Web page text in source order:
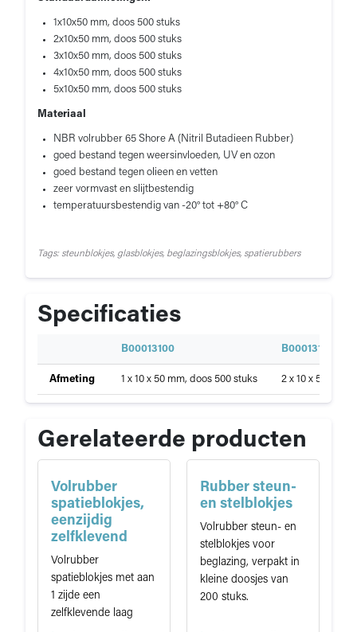
1x10x50 mm, doos 500 stuks
2x10x50 mm, doos 500 stuks
3x10x50 mm, doos 500 stuks
4x10x50 mm, doos 500 stuks
5x10x50 mm, doos 500 stuks
Materiaal
NBR volrubber 65 Shore A (Nitril Butadieen Rubber)
goed bestand tegen weersinvloeden, UV en ozon
goed bestand tegen olieen en vetten
zeer vormvast en slijtbestendig
temperatuursbestendig van -20° tot +80° C
Tags: steunblokjes, glasblokjes, beglazingsblokjes, spatierubbers
Specificaties
Specificaties
Volrubber
niet
p
e
f
i
a
t
e
B00013100 B00013110
Afmeting 1 x 10 x 50 mm, doos 500 stuks 2 x 10 x 50 mm,
Gerelateerde producten
Volrubber
spatieblokjes,
eenzijdig
zelfklevend
Volrubber
spatieblokjes met aan
1 zijde een
zelfklevende laag
Rubber steun-
en stelblokjes
Volrubber steun- en
stelblokjes voor
beglazing, verpakt in
kleine doosjes van
200 stuks.